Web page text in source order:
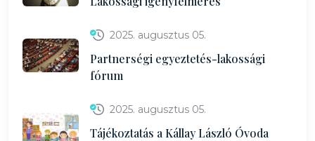
2025. augusztus 05.
Partnerségi egyeztetés-lakossági
fórum
2025. augusztus 05.
Tájékoztatás a Kállay László Óvoda